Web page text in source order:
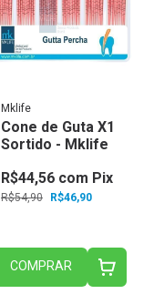
Mklife
Cone de Guta X1
Sortido - Mklife
R$54,90 R$46,90
R$44,56 com Pix
COMPRAR